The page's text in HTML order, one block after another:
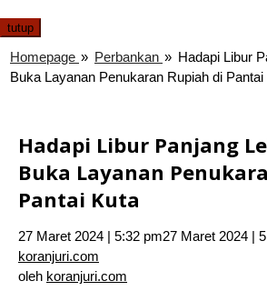
tutup
Homepage » Perbankan » Hadapi Libur
Buka Layanan Penukaran Rupiah di Pantai
Hadapi Libur Panjang
Buka Layanan
Pantai Kuta
27 Maret 2024 | 5:32 pm27 Maret 2024 |
koranjuri.com
oleh koranjuri.com